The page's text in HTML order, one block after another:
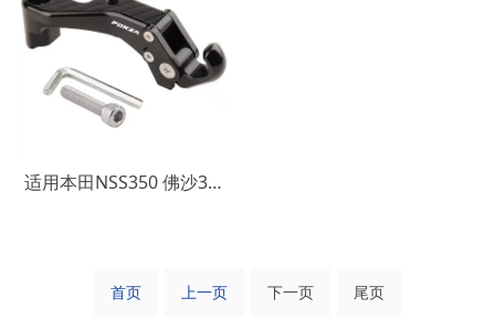
适用本田NSS350 佛沙350 FORZA300 改装后视镜置物挂钩 行李挂钩
首页 上一页 下一页 尾页